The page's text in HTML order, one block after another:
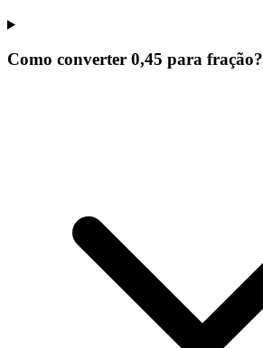
Como converter 0,45 para fração?